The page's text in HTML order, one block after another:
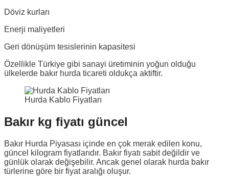
Döviz kurları
Enerji maliyetleri
Geri dönüşüm tesislerinin kapasitesi
Özellikle Türkiye gibi sanayi üretiminin yoğun olduğu
ülkelerde bakır hurda ticareti oldukça aktiftir.
Hurda Kablo Fiyatları
Bakır kg fiyatı güncel
Bakır Hurda Piyasası içinde en çok merak edilen konu,
güncel kilogram fiyatlarıdır. Bakır fiyatı sabit değildir ve
günlük olarak değişebilir. Ancak genel olarak hurda bakır
türlerine göre bir fiyat aralığı oluşur.